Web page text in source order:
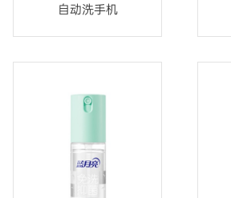
自动洗手机